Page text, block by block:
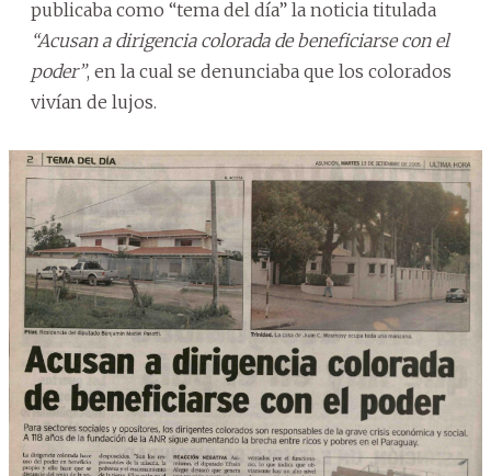
publicaba como “tema del día” la noticia titulada
“Acusan a dirigencia colorada de beneficiarse con el
poder”, en la cual se denunciaba que los colorados
vivían de lujos.